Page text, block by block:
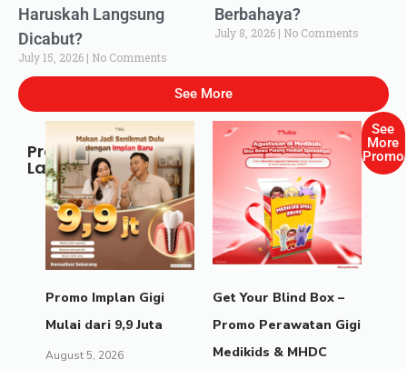
Haruskah Langsung
Dicabut?
July 15, 2026 No Comments
Berbahaya?
July 8, 2026 No Comments
See More
Promo
Lainnya
Promo Implan Gigi
Mulai dari 9,9 Juta
August 5, 2026
Get Your Blind Box –
Promo Perawatan Gigi
Medikids & MHDC
See
More
Promo